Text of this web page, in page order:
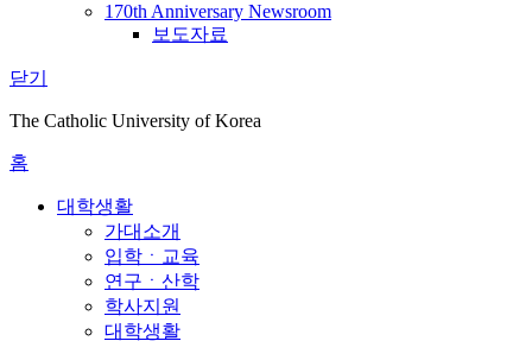
170th Anniversary Newsroom
보도자료
닫기
The Catholic University of Korea
홈
대학생활
가대소개
입학ㆍ교육
연구ㆍ산학
학사지원
대학생활